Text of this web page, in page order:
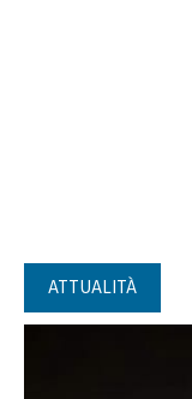
ATTUALITÀ